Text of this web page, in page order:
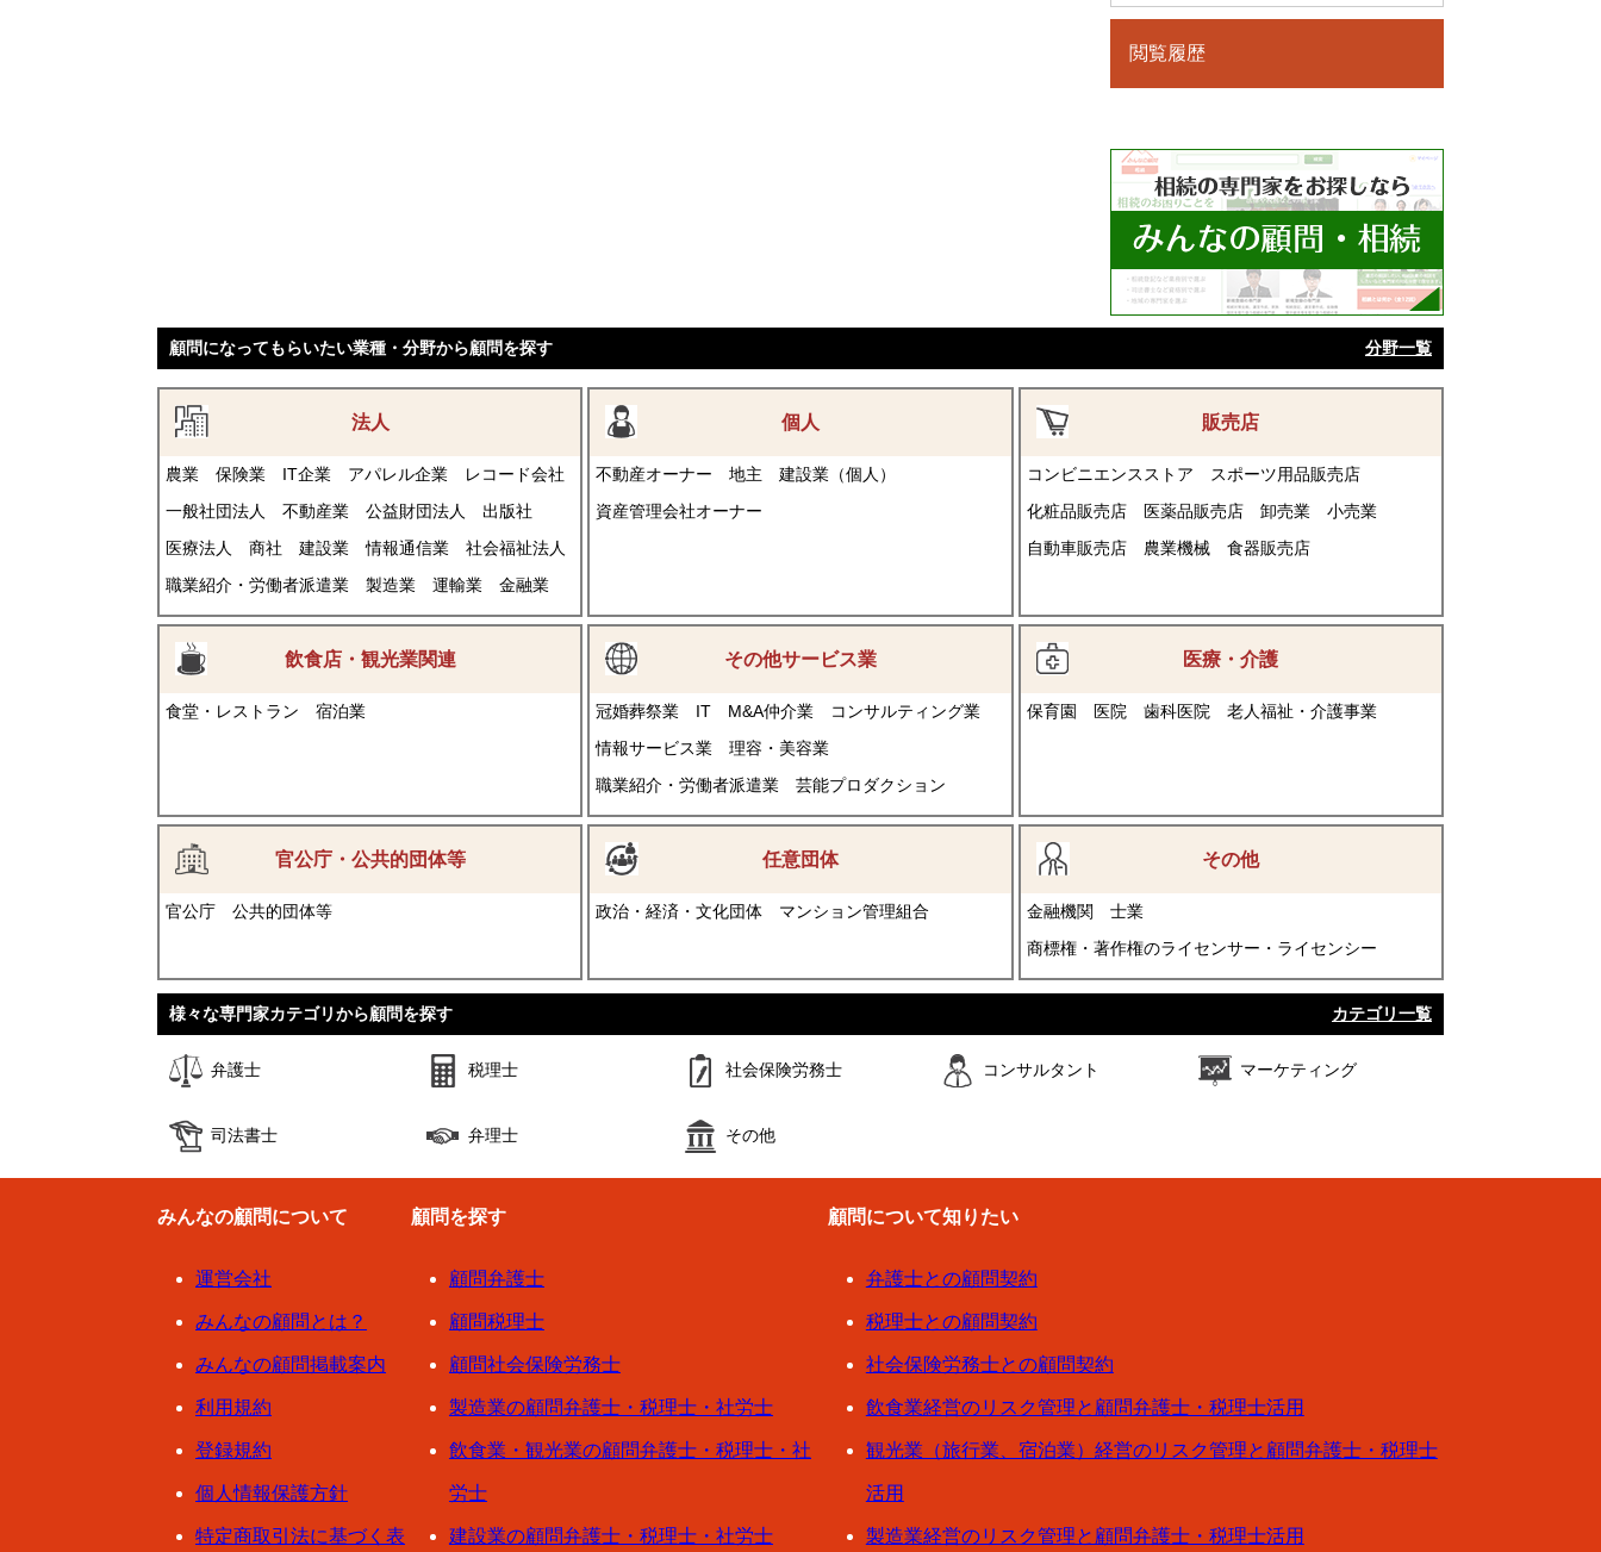
閲覧履歴
顧問になってもらいたい業種・分野から顧問を探す 分野一覧
法人
農業 保険業 IT企業 アパレル企業
レコード会社
一般社団法人
不動産業 公益財団法人
出版社
医療法人
商社 建設業 情報通信業
社会福祉法人
職業紹介・労働者派遣業
製造業 運輸業 金融業
個人
不動産オーナー 地主
建設業（個人）
資産管理会社オーナー
販売店
コンビニエンスストア
スポーツ用品販売店
化粧品販売店
医薬品販売店 卸売業
小売業
自動車販売店
農業機械 食器販売店
飲食店・観光業関連
食堂・レストラン 宿泊業
その他サービス業
冠婚葬祭業 IT M&A仲介業
コンサルティング業
情報サービス業
理容・美容業
職業紹介・労働者派遣業
芸能プロダクション
医療・介護
保育園 医院 歯科医院 老人福祉・介護事業
官公庁・公共的団体等
官公庁 公共的団体等
任意団体
政治・経済・文化団体 マンション管理組合
その他
金融機関
士業
商標権・著作権のライセンサー・ライセンシー
様々な専門家カテゴリから顧問を探す カテゴリ一覧
弁護士 税理士 社会保険労務士 コンサルタント マーケティング
司法書士 弁理士 その他
みんなの顧問について
運営会社
みんなの顧問とは？
みんなの顧問掲載案内
利用規約
登録規約
個人情報保護方針
特定商取引法に基づく表
顧問を探す
顧問弁護士
顧問税理士
顧問社会保険労務士
製造業の顧問弁護士・税理士・社労士
飲食業・観光業の顧問弁護士・税理士・社
労士
建設業の顧問弁護士・税理士・社労士
顧問について知りたい
弁護士との顧問契約
税理士との顧問契約
社会保険労務士との顧問契約
飲食業経営のリスク管理と顧問弁護士・税理士活用
観光業（旅行業、宿泊業）経営のリスク管理と顧問弁護士・税理士
活用
製造業経営のリスク管理と顧問弁護士・税理士活用